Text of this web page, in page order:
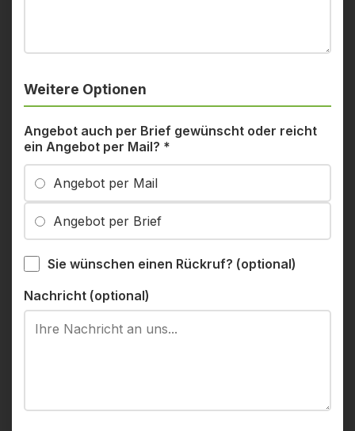
Weitere Optionen
Angebot auch per Brief gewünscht oder reicht
ein Angebot per Mail? *
Angebot per Mail
Angebot per Brief
Sie wünschen einen Rückruf? (optional)
Nachricht (optional)